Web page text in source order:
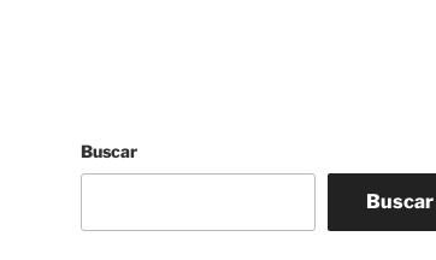
Buscar
Buscar